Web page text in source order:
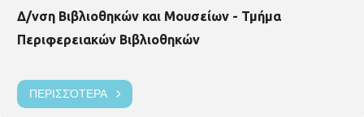
Δ/νση Βιβλιοθηκών και Μουσείων - Τμήμα
Περιφερειακών Βιβλιοθηκών
ΠΕΡΙΣΣΌΤΕΡΑ